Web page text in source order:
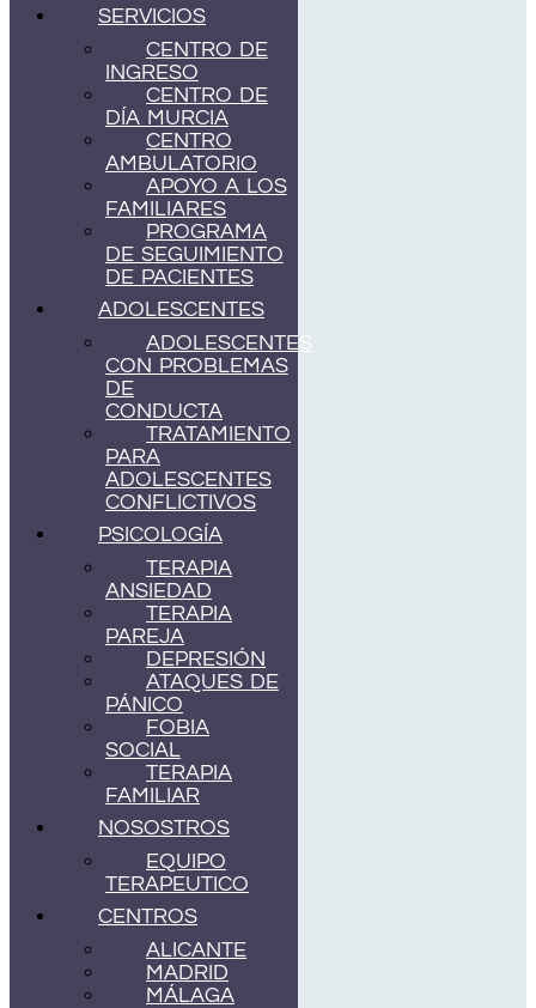
SERVICIOS
CENTRO DE
INGRESO
CENTRO DE
DÍA MURCIA
CENTRO
AMBULATORIO
APOYO A LOS
FAMILIARES
PROGRAMA
DE SEGUIMIENTO
DE PACIENTES
ADOLESCENTES
ADOLESCENTES
CON PROBLEMAS
DE
CONDUCTA
TRATAMIENTO
PARA
ADOLESCENTES
CONFLICTIVOS
PSICOLOGÍA
TERAPIA
ANSIEDAD
TERAPIA
PAREJA
DEPRESIÓN
ATAQUES DE
PÁNICO
FOBIA
SOCIAL
TERAPIA
FAMILIAR
NOSOSTROS
EQUIPO
TERAPEUTICO
CENTROS
ALICANTE
MADRID
MÁLAGA